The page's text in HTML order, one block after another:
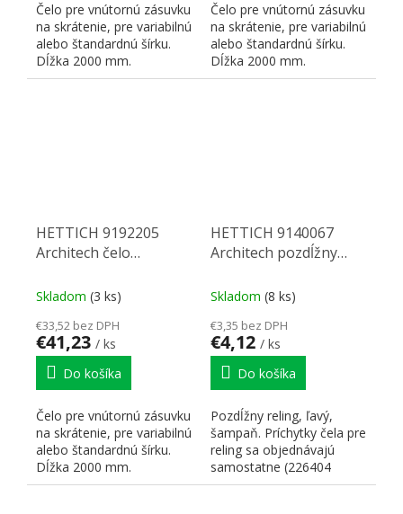
Čelo pre vnútornú zásuvku
na skrátenie, pre variabilnú
alebo štandardnú šírku.
Dĺžka 2000 mm.
Povrchová úprava:...
Čelo pre vnútornú zásuvku
na skrátenie, pre variabilnú
alebo štandardnú šírku.
Dĺžka 2000 mm.
Povrchová úprava:...
HETTICH 9192205
Architech čelo
2000/94 antracit
Skladom (3 ks)
€33,52 bez DPH
€41,23 / ks
Do košíka
Čelo pre vnútornú zásuvku
na skrátenie, pre variabilnú
alebo štandardnú šírku.
Dĺžka 2000 mm.
Povrchová úprava:...
HETTICH 9140067
Architech pozdĺžny
Skladom (8 ks)
€3,35 bez DPH
€4,12 / ks
Do košíka
Pozdĺžny reling, ľavý,
šampaň. Príchytky čela pre
reling sa objednávajú
samostatne (226404
príchytka na skrutku na...